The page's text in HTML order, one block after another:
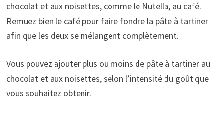
chocolat et aux noisettes, comme le Nutella, au café.
Remuez bien le café pour faire fondre la pâte à tartiner
afin que les deux se mélangent complètement.
Vous pouvez ajouter plus ou moins de pâte à tartiner au
chocolat et aux noisettes, selon l’intensité du goût que
vous souhaitez obtenir.